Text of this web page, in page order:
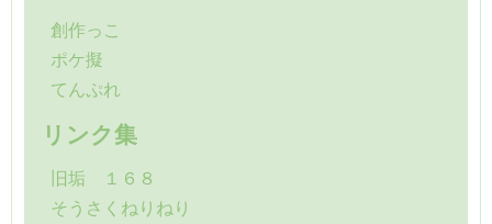
創作っこ
ポケ擬
てんぷれ
リンク集
旧垢 １６８
そうさくねりねり